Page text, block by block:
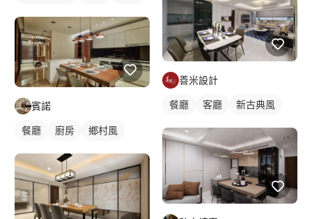
賓諾
餐廳 廚房 鄉村風
善米設計
餐廳 客廳 新古典風